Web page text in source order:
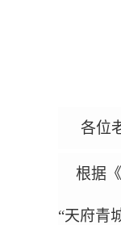
各位
根据
“天府青